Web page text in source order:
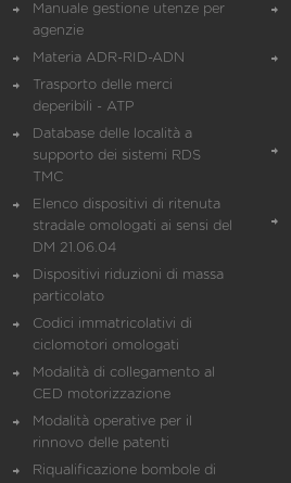
Manuale gestione utenze per
agenzie
Materia ADR-RID-ADN
Trasporto delle merci
deperibili - ATP
Database delle località a
supporto dei sistemi RDS
TMC
Elenco dispositivi di ritenuta
stradale omologati ai sensi del
DM 21.06.04
Dispositivi riduzioni di massa
particolato
Codici immatricolativi di
ciclomotori omologati
Modalità di collegamento al
CED motorizzazione
Modalità operative per il
rinnovo delle patenti
Riqualificazione bombole di